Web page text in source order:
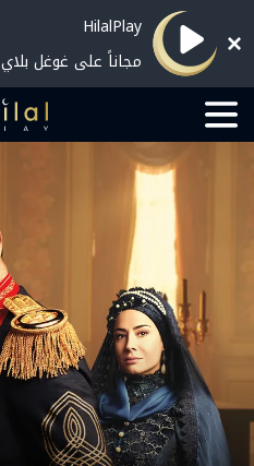
HilalPlay
مجاناً على غوغل بلاي